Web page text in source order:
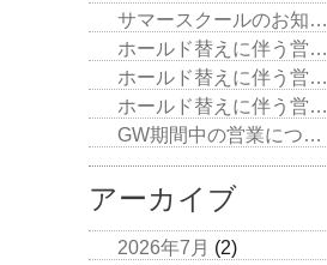
サマースクールのお知…
ホールド替えに伴う営…
ホールド替えに伴う営…
ホールド替えに伴う営…
GW期間中の営業につ…
アーカイブ
2026年7月 (2)